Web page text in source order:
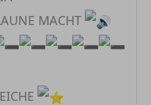
MACHT